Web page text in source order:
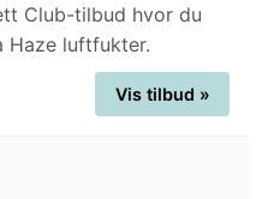
Club-tilbud hvor du
Haze luftfukter.
Vis tilbud »